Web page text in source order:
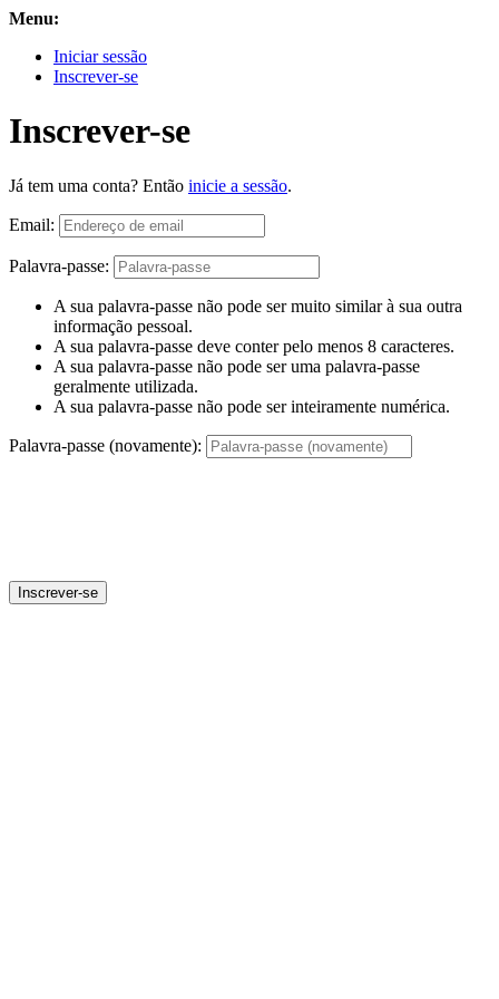
Menu:
Iniciar sessão
Inscrever-se
Inscrever-se
Já tem uma conta? Então inicie a sessão.
Email:
Palavra-passe:
A sua palavra-passe não pode ser muito similar à sua outra
informação pessoal.
A sua palavra-passe deve conter pelo menos 8 caracteres.
A sua palavra-passe não pode ser uma palavra-passe
geralmente utilizada.
A sua palavra-passe não pode ser inteiramente numérica.
Palavra-passe (novamente):
Inscrever-se